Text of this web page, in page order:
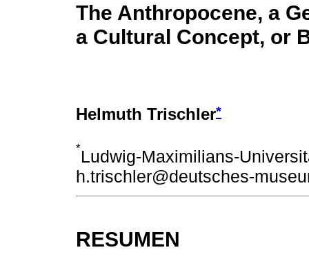
The Anthropocene, a
a Cultural Concept, or
Helmuth Trischler*
*Ludwig-Maximilians-
h.trischler@deutsches-
RESUMEN